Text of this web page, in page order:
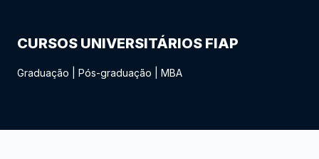
CURSOS UNIVERSITÁRIOS FIAP
Graduação Pós-graduação MBA